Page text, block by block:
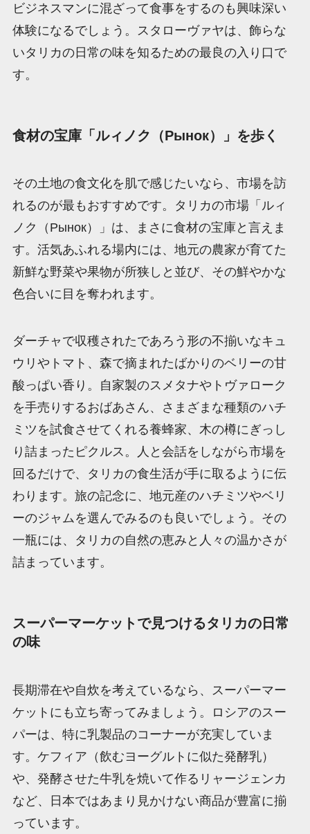
ビジネスマンに混ざって食事をするのも興味深い
体験になるでしょう。スタローヴァヤは、飾らな
いタリカの日常の味を知るための最良の入り口で
す。
食材の宝庫「ルィノク（Рынок）」を歩く
その土地の食文化を肌で感じたいなら、市場を訪
れるのが最もおすすめです。タリカの市場「ルィ
ノク（Рынок）」は、まさに食材の宝庫と言えま
す。活気あふれる場内には、地元の農家が育てた
新鮮な野菜や果物が所狭しと並び、その鮮やかな
色合いに目を奪われます。
ダーチャで収穫されたであろう形の不揃いなキュ
ウリやトマト、森で摘まれたばかりのベリーの甘
酸っぱい香り。自家製のスメタナやトヴァローク
を手売りするおばあさん、さまざまな種類のハチ
ミツを試食させてくれる養蜂家、木の樽にぎっし
り詰まったピクルス。人と会話をしながら市場を
回るだけで、タリカの食生活が手に取るように伝
わります。旅の記念に、地元産のハチミツやベリ
ーのジャムを選んでみるのも良いでしょう。その
一瓶には、タリカの自然の恵みと人々の温かさが
詰まっています。
スーパーマーケットで見つけるタリカの日常
の味
長期滞在や自炊を考えているなら、スーパーマー
ケットにも立ち寄ってみましょう。ロシアのスー
パーは、特に乳製品のコーナーが充実していま
す。ケフィア（飲むヨーグルトに似た発酵乳）
や、発酵させた牛乳を焼いて作るリャージェンカ
など、日本ではあまり見かけない商品が豊富に揃
っています。